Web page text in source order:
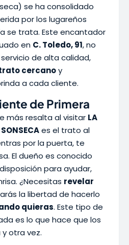
se ha consolidado
por los lugareños
se trata. Este encantador
en C. Toledo, 91, no
de alta calidad,
cercanoy
a cada cliente.
de Primera
más resalta al visitar LA
es el trato al
por la puerta, te
El dueño es conocido
para ayudar,
¿Necesitas revelar
la libertad de hacerlo
quieras. Este tipo de
es lo que hace que los
otra vez.